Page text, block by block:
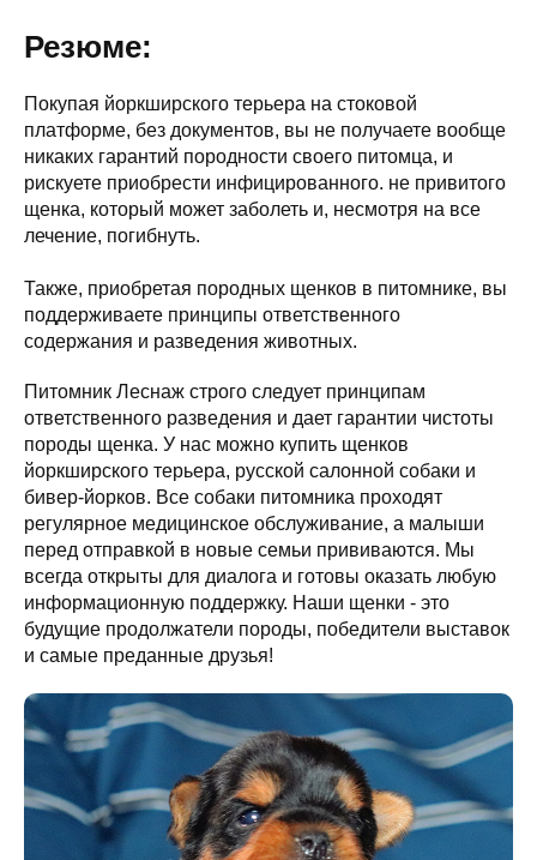
Резюме:
Покупая йоркширского терьера на стоковой
платформе, без документов, вы не получаете вообще
никаких гарантий породности своего питомца, и
рискуете приобрести инфицированного. не привитого
щенка, который может заболеть и, несмотря на все
лечение, погибнуть.
Также, приобретая породных щенков в питомнике, вы
поддерживаете принципы ответственного
содержания и разведения животных.
Питомник Леснаж строго следует принципам
ответственного разведения и дает гарантии чистоты
породы щенка. У нас можно купить щенков
йоркширского терьера, русской салонной собаки и
бивер-йорков. Все собаки питомника проходят
регулярное медицинское обслуживание, а малыши
перед отправкой в новые семьи прививаются. Мы
всегда открыты для диалога и готовы оказать любую
информационную поддержку. Наши щенки - это
будущие продолжатели породы, победители выставок
и самые преданные друзья!